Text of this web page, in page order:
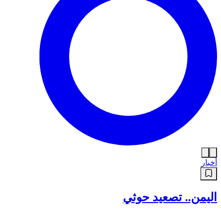
أخبار
اليمن.. تصعيد حوثي